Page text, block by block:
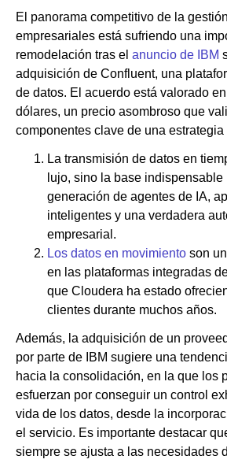
El panorama competitivo de la
empresariales está sufriendo una
remodelación tras el anuncio de IBM
adquisición de Confluent, una
de datos. El acuerdo está valorado
dólares, un precio asombroso que
componentes clave de una
La transmisión de datos en
lujo, sino la base
generación de agentes de IA,
inteligentes y una verdadera
empresarial.
Los datos en movimiento son
en las plataformas integradas
que Cloudera ha estado
clientes durante muchos años.
Además, la adquisición de un
por parte de IBM sugiere una
hacia la consolidación, en la que los
esfuerzan por conseguir un control
vida de los datos, desde la
el servicio. Es importante destacar
siempre se ajusta a las necesidades